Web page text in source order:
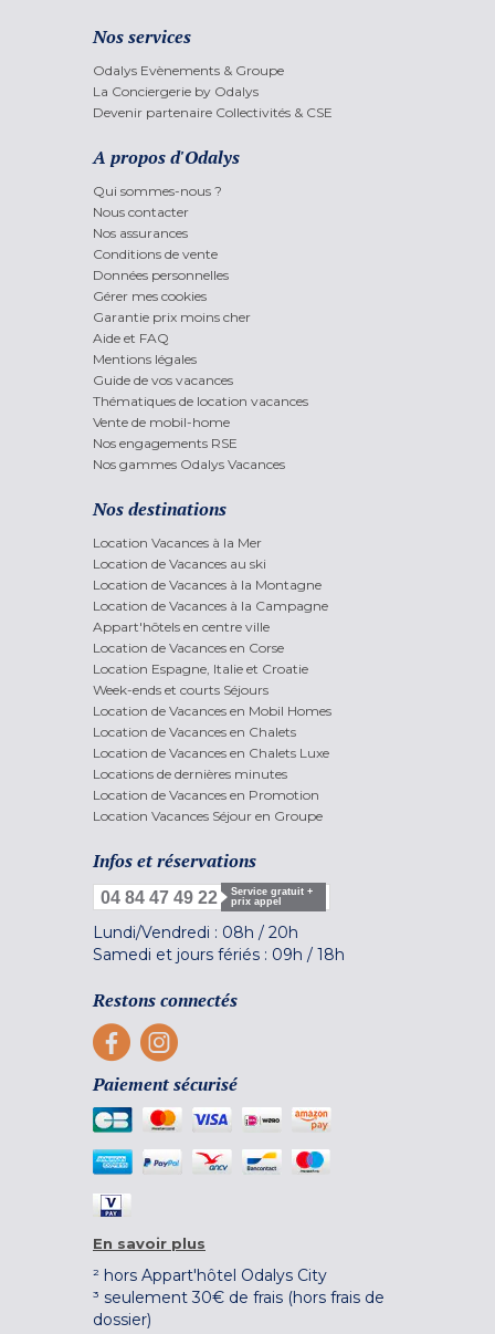
Nos services
Odalys Evènements & Groupe
La Conciergerie by Odalys
Devenir partenaire Collectivités & CSE
A propos d'Odalys
Qui sommes-nous ?
Nous contacter
Nos assurances
Conditions de vente
Données personnelles
Gérer mes cookies
Garantie prix moins cher
Aide et FAQ
Mentions légales
Guide de vos vacances
Thématiques de location vacances
Vente de mobil-home
Nos engagements RSE
Nos gammes Odalys Vacances
Nos destinations
Location Vacances à la Mer
Location de Vacances au ski
Location de Vacances à la Montagne
Location de Vacances à la Campagne
Appart'hôtels en centre ville
Location de Vacances en Corse
Location Espagne, Italie et Croatie
Week-ends et courts Séjours
Location de Vacances en Mobil Homes
Location de Vacances en Chalets
Location de Vacances en Chalets Luxe
Locations de dernières minutes
Location de Vacances en Promotion
Location Vacances Séjour en Groupe
Infos et réservations
04 84 47 49 22
Service gratuit +
prix appel
Lundi/Vendredi : 08h / 20h
Samedi et jours fériés : 09h / 18h
Restons connectés
Paiement sécurisé
En savoir plus
² hors Appart'hôtel Odalys City
³ seulement 30€ de frais (hors frais de
dossier)